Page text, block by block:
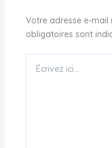
Votre adresse e-mail
obligatoires sont
ici…